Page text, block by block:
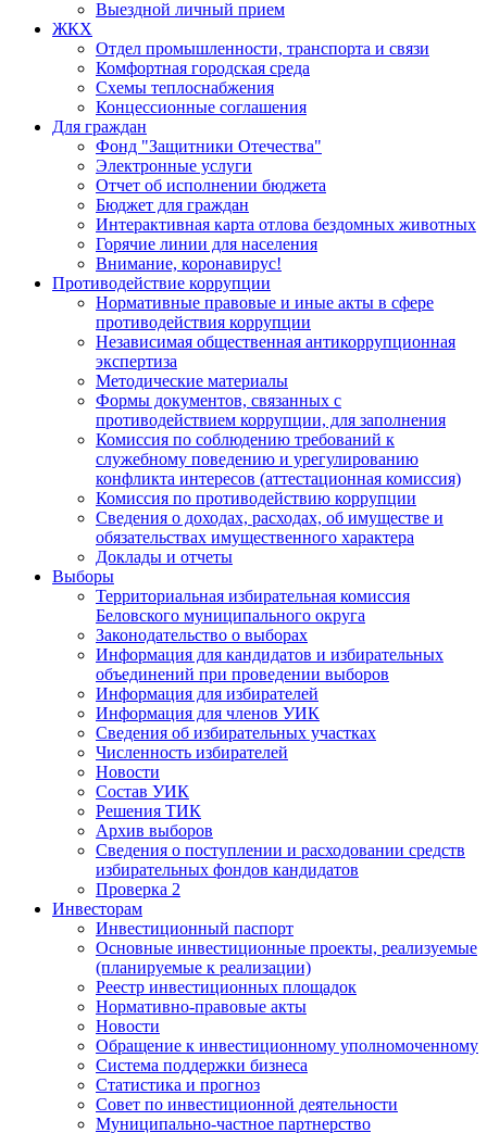
Выездной личный прием
ЖКХ
Отдел промышленности, транспорта и связи
Комфортная городская среда
Схемы теплоснабжения
Концессионные соглашения
Для граждан
Фонд "Защитники Отечества"
Электронные услуги
Отчет об исполнении бюджета
Бюджет для граждан
Интерактивная карта отлова бездомных животных
Горячие линии для населения
Внимание, коронавирус!
Противодействие коррупции
Нормативные правовые и иные акты в сфере
противодействия коррупции
Независимая общественная антикоррупционная
экспертиза
Методические материалы
Формы документов, связанных с
противодействием коррупции, для заполнения
Комиссия по соблюдению требований к
служебному поведению и урегулированию
конфликта интересов (аттестационная комиссия)
Комиссия по противодействию коррупции
Сведения о доходах, расходах, об имуществе и
обязательствах имущественного характера
Доклады и отчеты
Выборы
Территориальная избирательная комиссия
Беловского муниципального округа
Законодательство о выборах
Информация для кандидатов и избирательных
объединений при проведении выборов
Информация для избирателей
Информация для членов УИК
Сведения об избирательных участках
Численность избирателей
Новости
Состав УИК
Решения ТИК
Архив выборов
Сведения о поступлении и расходовании средств
избирательных фондов кандидатов
Проверка 2
Инвесторам
Инвестиционный паспорт
Основные инвестиционные проекты, реализуемые
(планируемые к реализации)
Реестр инвестиционных площадок
Нормативно-правовые акты
Новости
Обращение к инвестиционному уполномоченному
Система поддержки бизнеса
Статистика и прогноз
Совет по инвестиционной деятельности
Муниципально-частное партнерство